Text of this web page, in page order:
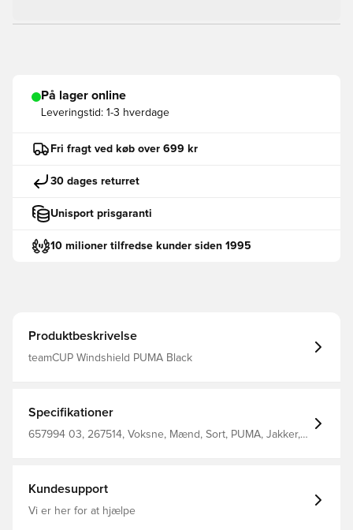
På lager online
Leveringstid: 1-3 hverdage
Fri fragt ved køb over 699 kr
30 dages returret
Unisport prisgaranti
10 milioner tilfredse kunder siden 1995
Produktbeskrivelse
teamCUP Windshield PUMA Black
Specifikationer
657994 03, 267514, Voksne, Mænd, Sort, PUMA, Jakker,
Kundesupport
Vi er her for at hjælpe